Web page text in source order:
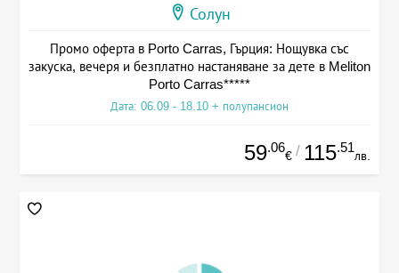
Солун
Промо оферта в Porto Carras, Гърция: Нощувка със
закуска, вечеря и безплатно настаняване за дете в Meliton
Porto Carras*****
Дата: 06.09 - 18.10 + полупансион
59.06
€ / 115.51
лв.